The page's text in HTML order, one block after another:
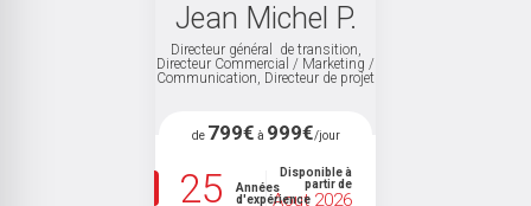
Jean Michel P.
Directeur général de transition,
Directeur Commercial / Marketing /
Communication, Directeur de projet
de 799€ à 999€/jour
25
Années
d'expérience
Disponible à
partir de
Aout 2026